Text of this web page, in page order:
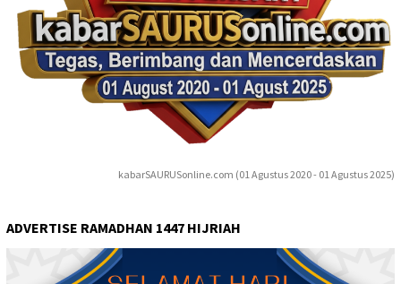
kabarSAURUSonline.com (01 Agustus 2020 - 01 Agustus 2025)
ADVERTISE RAMADHAN 1447 HIJRIAH